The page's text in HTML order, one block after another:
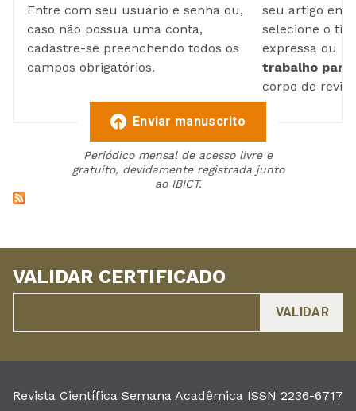
Entre com seu usuário e senha ou,
caso não possua uma conta,
cadastre-se preenchendo todos os
campos obrigatórios.
seu artigo em
selecione o
expressa ou
trabalho para
corpo de
Enviar manuscrito
Periódico mensal de acesso livre e
gratuito, devidamente registrada junto
ao IBICT.
VALIDAR CERTIFICADO
Revista Científica Semana Acadêmica ISSN 2236-6717